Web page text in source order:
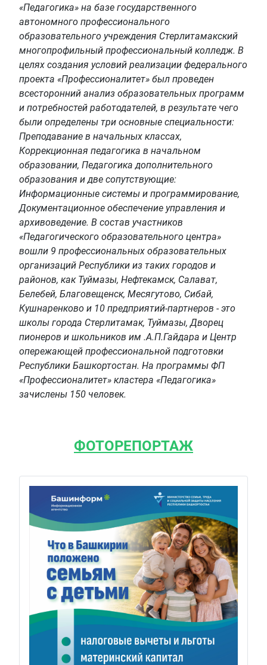
«Педагогика» на базе государственного
автономного профессионального
образовательного учреждения Стерлитамакский
многопрофильный профессиональный колледж. В
целях создания условий реализации федерального
проекта «Профессионалитет» был проведен
всесторонний анализ образовательных программ
и потребностей работодателей, в результате чего
были определены три основные специальности:
Преподавание в начальных классах,
Коррекционная педагогика в начальном
образовании, Педагогика дополнительного
образования и две сопутствующие:
Информационные системы и программирование,
Документационное обеспечение управления и
архивоведение. В состав участников
«Педагогического образовательного центра»
вошли 9 профессиональных образовательных
организаций Республики из таких городов и
районов, как Туймазы, Нефтекамск, Салават,
Белебей, Благовещенск, Месягутово, Сибай,
Кушнаренково и 10 предприятий-партнеров - это
школы города Стерлитамак, Туймазы, Дворец
пионеров и школьников им .А.П.Гайдара и Центр
опережающей профессиональной подготовки
Республики Башкортостан. На программы ФП
«Профессионалитет» кластера «Педагогика»
зачислены 150 человек.
ФОТОРЕПОРТАЖ